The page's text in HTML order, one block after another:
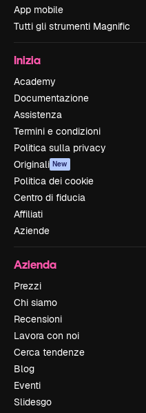
App mobile
Tutti gli strumenti Magnific
Inizia
Academy
Documentazione
Assistenza
Termini e condizioni
Politica sulla privacy
Originali New
Politica dei cookie
Centro di fiducia
Affiliati
Aziende
Azienda
Prezzi
Chi siamo
Recensioni
Lavora con noi
Cerca tendenze
Blog
Eventi
Slidesgo